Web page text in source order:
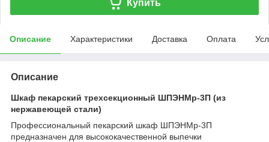
Купить
Описание Характеристики Доставка Оплата
Описание
Шкаф пекарский трехсекционный ШПЭНМр-3П (из
нержавеющей стали)
Профессиональный пекарский шкаф ШПЭНМр-3П
предназначен для высококачественной выпечки